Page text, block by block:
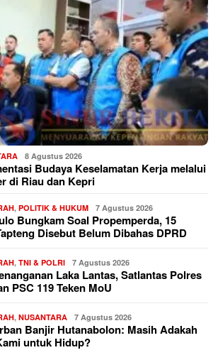
8 Agustus 2026
Budaya Keselamatan Kerja melalui
di Riau dan Kepri
, POLITIK & HUKUM 7 Agustus 2026
Bungkam Soal Propemperda, 15
Disebut Belum Dibahas DPRD
, TNI & POLRI 7 Agustus 2026
Laka Lantas, Satlantas Polres
PSC 119 Teken MoU
, NUSANTARA 7 Agustus 2026
Banjir Hutanabolon: Masih Adakah
untuk Hidup?